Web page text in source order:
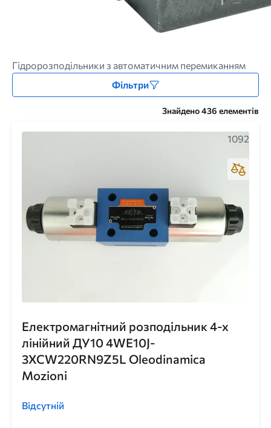
Гідророзподільники з автоматичним перемиканням
Фільтри
Знайдено 436 елементів
Електромагнітний розподільник 4-х
лінійний ДУ10 4WE10J-
3XCW220RN9Z5L Oleodinamica
Mozioni
Відсутній
1092